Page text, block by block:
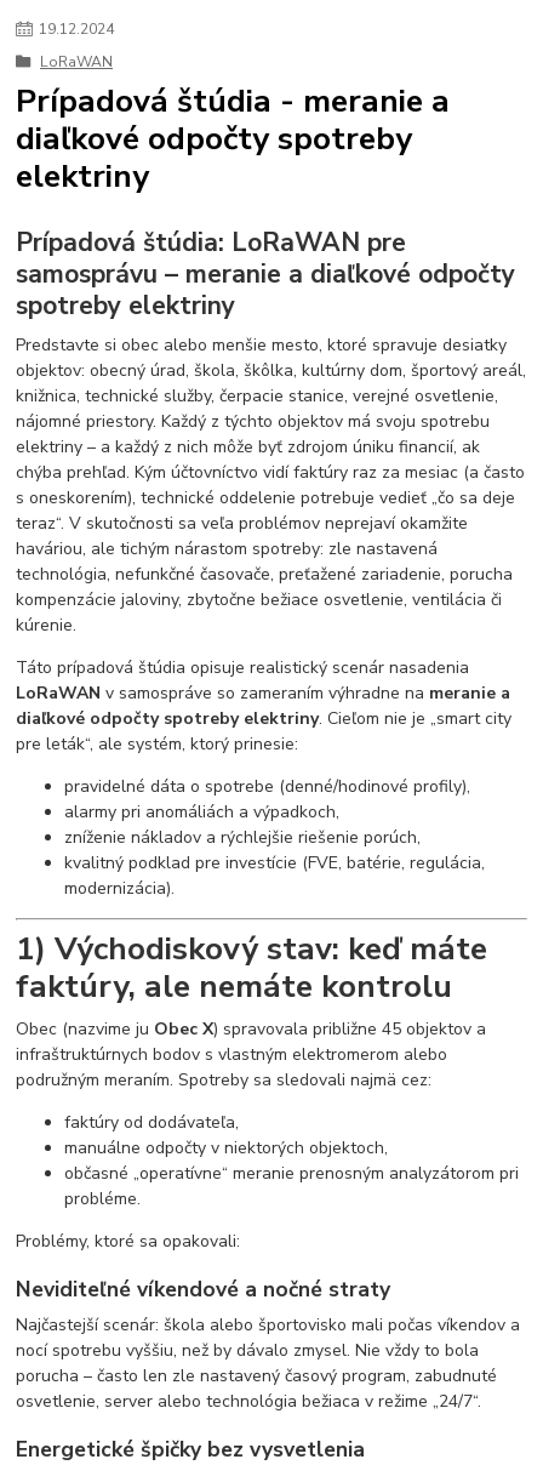
19.12.2024
LoRaWAN
Prípadová štúdia - meranie a
diaľkové odpočty spotreby
elektriny
Prípadová štúdia: LoRaWAN pre
samosprávu – meranie a diaľkové odpočty
spotreby elektriny
Predstavte si obec alebo menšie mesto, ktoré spravuje desiatky
objektov: obecný úrad, škola, škôlka, kultúrny dom, športový areál,
knižnica, technické služby, čerpacie stanice, verejné osvetlenie,
nájomné priestory. Každý z týchto objektov má svoju spotrebu
elektriny – a každý z nich môže byť zdrojom úniku financií, ak
chýba prehľad. Kým účtovníctvo vidí faktúry raz za mesiac (a často
s oneskorením), technické oddelenie potrebuje vedieť „čo sa deje
teraz“. V skutočnosti sa veľa problémov neprejaví okamžite
haváriou, ale tichým nárastom spotreby: zle nastavená
technológia, nefunkčné časovače, preťažené zariadenie, porucha
kompenzácie jaloviny, zbytočne bežiace osvetlenie, ventilácia či
kúrenie.
Táto prípadová štúdia opisuje realistický scenár nasadenia
LoRaWAN v samospráve so zameraním výhradne na meranie a
diaľkové odpočty spotreby elektriny. Cieľom nie je „smart city
pre leták“, ale systém, ktorý prinesie:
pravidelné dáta o spotrebe (denné/hodinové profily),
alarmy pri anomáliách a výpadkoch,
zníženie nákladov a rýchlejšie riešenie porúch,
kvalitný podklad pre investície (FVE, batérie, regulácia,
modernizácia).
1) Východiskový stav: keď máte
faktúry, ale nemáte kontrolu
Obec (nazvime ju Obec X) spravovala približne 45 objektov a
infraštruktúrnych bodov s vlastným elektromerom alebo
podružným meraním. Spotreby sa sledovali najmä cez:
faktúry od dodávateľa,
manuálne odpočty v niektorých objektoch,
občasné „operatívne“ meranie prenosným analyzátorom pri
probléme.
Problémy, ktoré sa opakovali:
Neviditeľné víkendové a nočné straty
Najčastejší scenár: škola alebo športovisko mali počas víkendov a
nocí spotrebu vyššiu, než by dávalo zmysel. Nie vždy to bola
porucha – často len zle nastavený časový program, zabudnuté
osvetlenie, server alebo technológia bežiaca v režime „24/7“.
Energetické špičky bez vysvetlenia